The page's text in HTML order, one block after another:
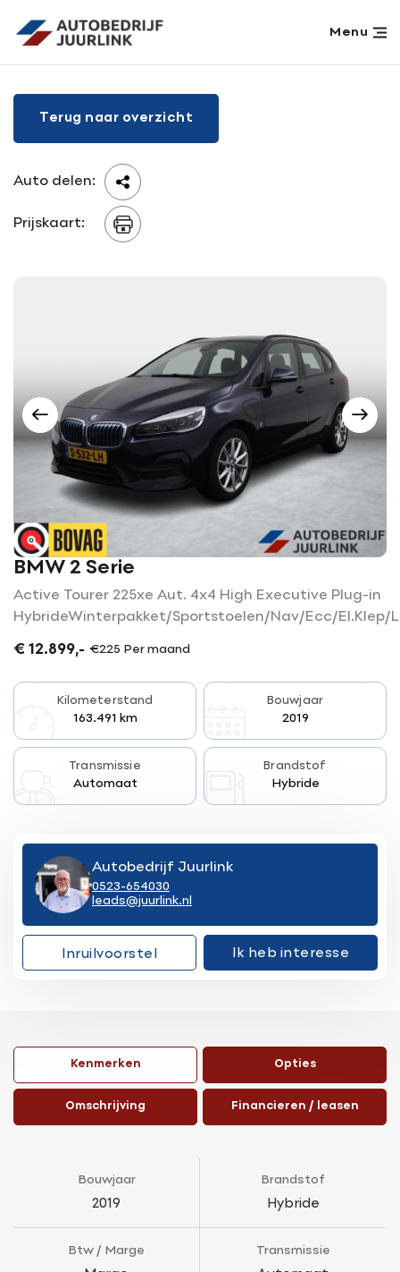
Menu
Aanbod
Diensten
info@juurlink.nl
0523-654030
Adres
Koningsspil 6
7773 NK Hardenberg
Openingstijden
Werkplaats
07:30 - 17:30
Gesloten
Openingstijden Showroom
Ma-vr
08:00 - 18:00
09:00 - 16.00
Buiten openingstijden op
afspraak
Terug naar overzicht
Auto delen:
Prijskaart:
BMW 2 Serie
Active Tourer 225xe Aut. 4x4 High Executive Plug-in
HybrideWinterpakket/Sportstoelen/Nav/Ecc/El.Klep/
€ 12.899,- €225 Per maand
Kilometerstand
163.491 km
Bouwjaar
2019
Transmissie
Automaat
Brandstof
Hybride
Autobedrijf Juurlink
0523-654030
leads@juurlink.nl
Inruilvoorstel Ik heb interesse
Kenmerken Opties
Omschrijving Financieren / leasen
Bouwjaar
2019
Brandstof
Hybride
Btw / Marge Transmissie